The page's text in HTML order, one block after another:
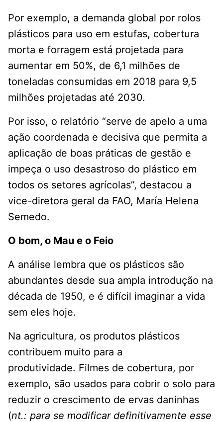
Por exemplo, a demanda global por rolos
plásticos para uso em estufas, cobertura
morta e forragem está projetada para
aumentar em 50%, de 6,1 milhões de
toneladas consumidas em 2018 para 9,5
milhões projetadas até 2030.
Por isso, o relatório “serve de apelo a uma
ação coordenada e decisiva que permita a
aplicação de boas práticas de gestão e
impeça o uso desastroso do plástico em
todos os setores agrícolas”, destacou a
vice-diretora geral da FAO, María Helena
Semedo.
O bom, o Mau e o Feio
A análise lembra que os plásticos são
abundantes desde sua ampla introdução na
década de 1950, e é difícil imaginar a vida
sem eles hoje.
Na agricultura, os produtos plásticos
contribuem muito para a
produtividade. Filmes de cobertura, por
exemplo, são usados ​​para cobrir o solo para
reduzir o crescimento de ervas daninhas
(nt.: para se modificar definitivamente esse